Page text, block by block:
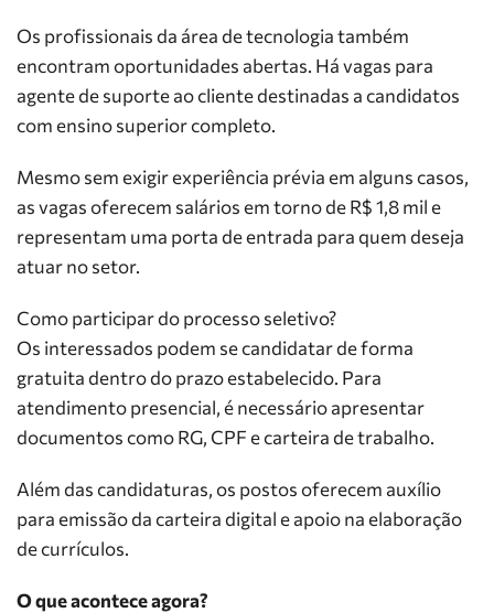
Os profissionais da área de tecnologia também
encontram oportunidades abertas. Há vagas para
agente de suporte ao cliente destinadas a candidatos
com ensino superior completo.
Mesmo sem exigir experiência prévia em alguns casos,
as vagas oferecem salários em torno de R$ 1,8 mil e
representam uma porta de entrada para quem deseja
atuar no setor.
Como participar do processo seletivo?
Os interessados podem se candidatar de forma
gratuita dentro do prazo estabelecido. Para
atendimento presencial, é necessário apresentar
documentos como RG, CPF e carteira de trabalho.
Além das candidaturas, os postos oferecem auxílio
para emissão da carteira digital e apoio na elaboração
de currículos.
O que acontece agora?